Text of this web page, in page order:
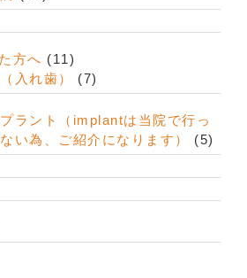
方へ (11)
入れ歯）
(7)
ラント（implantは当院で行っ
い為、ご紹介になります）
(5)